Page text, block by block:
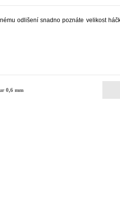
odlišení snadno poznáte velikost
0,6 mm